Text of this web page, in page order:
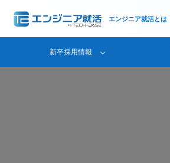
エンジニア就活とは
新卒採用情報